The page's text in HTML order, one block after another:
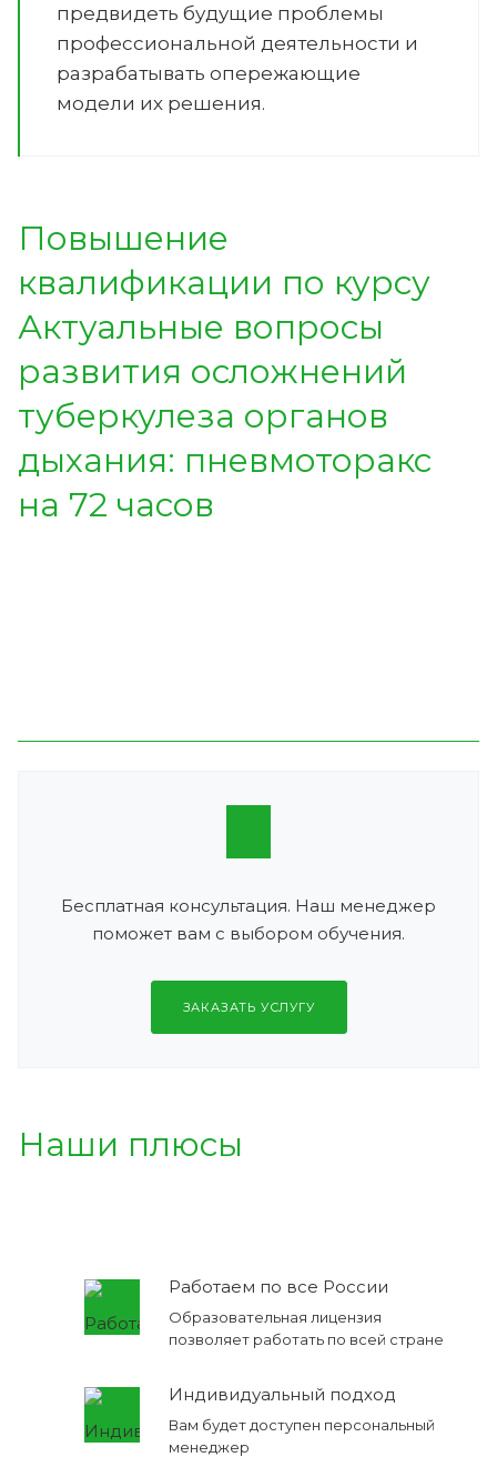
предвидеть будущие проблемы
профессиональной деятельности и
разрабатывать опережающие
модели их решения.
Повышение
квалификации по курсу
Актуальные вопросы
развития осложнений
туберкулеза органов
дыхания: пневмоторакс
на 72 часов
Бесплатная консультация. Наш менеджер
поможет вам с выбором обучения.
ЗАКАЗАТЬ УСЛУГУ
Наши плюсы
Работаем по все России
Образовательная лицензия
позволяет работать по всей стране
Индивидуальный подход
Вам будет доступен персональный
менеджер